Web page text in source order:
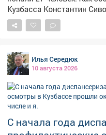
Кузбасса Константин
августа в отделение
госпитализировано 27
отравления ядом
часть поступивших уже
остальные продолжают
лечение. В структуре отравлений первое место
занимает алкоголь,
медикаменты. При этом
Врач напомнил простые
Илья Середюк
10 августа 2026
С начала года